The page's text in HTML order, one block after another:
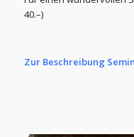
40.–)
Zur Beschreibung